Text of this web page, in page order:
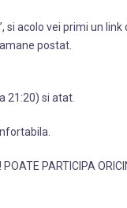
si acolo vei primi un
postat.
21:20) si atat.
PARTICIPA